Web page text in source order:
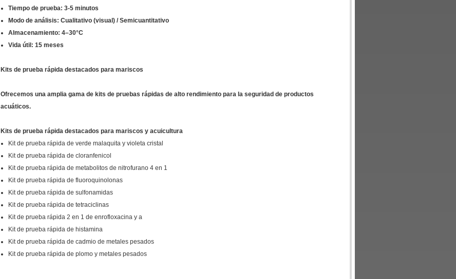
Tiempo de prueba: 3-5 minutos
Modo de análisis: Cualitativo (visual) / Semicuantitativo
Almacenamiento: 4–30°C
Vida útil: 15 meses
Kits de prueba rápida destacados para mariscos
Ofrecemos una amplia gama de kits de pruebas rápidas de alto rendimiento para la seguridad de productos
acuáticos.
Kits de prueba rápida destacados para mariscos y acuicultura
Kit de prueba rápida de verde malaquita y violeta cristal
Kit de prueba rápida de cloranfenicol
Kit de prueba rápida de metabolitos de nitrofurano 4 en 1
Kit de prueba rápida de fluoroquinolonas
Kit de prueba rápida de sulfonamidas
Kit de prueba rápida de tetraciclinas
Kit de prueba rápida 2 en 1 de enrofloxacina y a
Kit de prueba rápida de histamina
Kit de prueba rápida de cadmio de metales pesados
Kit de prueba rápida de plomo y metales pesados